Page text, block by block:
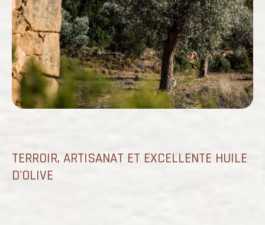
TERROIR, ARTISANAT ET EXCELLENTE HUILE
D'OLIVE